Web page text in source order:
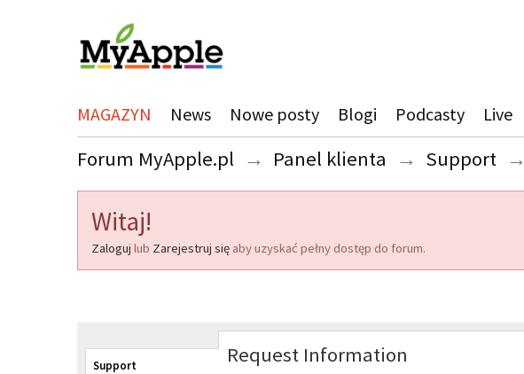
MAGAZYN News Nowe posty Blogi Podcasty Live
Forum MyApple.pl → Panel klienta → Support →
Witaj!
Zaloguj lub Zarejestruj się aby uzyskać pełny dostęp do forum.
Support Request Information